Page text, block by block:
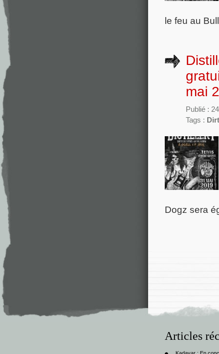
le feu au
mai
Publié :
Tags :
Dogz sera
Articles